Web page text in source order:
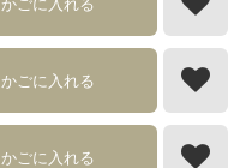
ごに入れる
ごに入れる
ごに入れる